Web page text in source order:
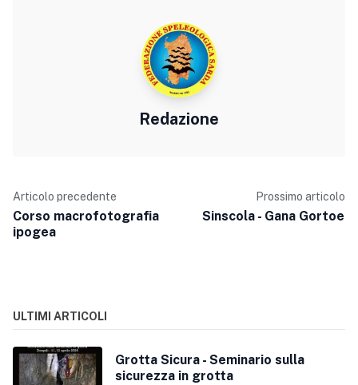
Redazione
Articolo precedente
Corso macrofotografia
ipogea
Prossimo articolo
Sinscola - Gana Gortoe
ULTIMI ARTICOLI
Grotta Sicura - Seminario sulla
sicurezza in grotta